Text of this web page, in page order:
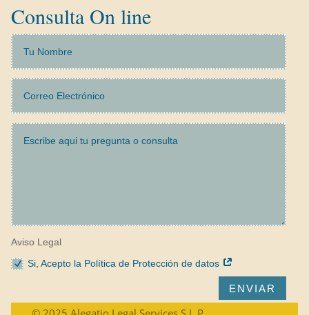
Consulta On line
Aviso Legal
Si, Acepto la Política de Protección de datos
ENVIAR